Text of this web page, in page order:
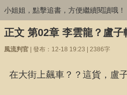
小姐姐，點擊追書，方便繼續閱讀哦！
正文 第02章 李雲龍？盧子
風流判官| 發布：12-18 19:23 | 2386字
在大街上飆車？？這貨，盧